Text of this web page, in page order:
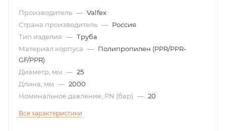
Производитель — Valfex
Страна производитель — Россия
Тип изделия — Труба
Материал корпуса — Полипропилен (PPR/PPR-
GF/PPR)
Диаметр, мм — 25
Длина, мм — 2000
Номинальное давление, PN (бар) — 20
Все характеристики